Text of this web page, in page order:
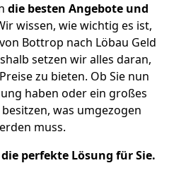
die besten Angebote und
wissen, wie wichtig es ist,
Bottrop nach Löbau Geld
setzen wir alles daran,
zu bieten. Ob Sie nun
haben oder ein großes
was umgezogen
muss.
perfekte Lösung für Sie.